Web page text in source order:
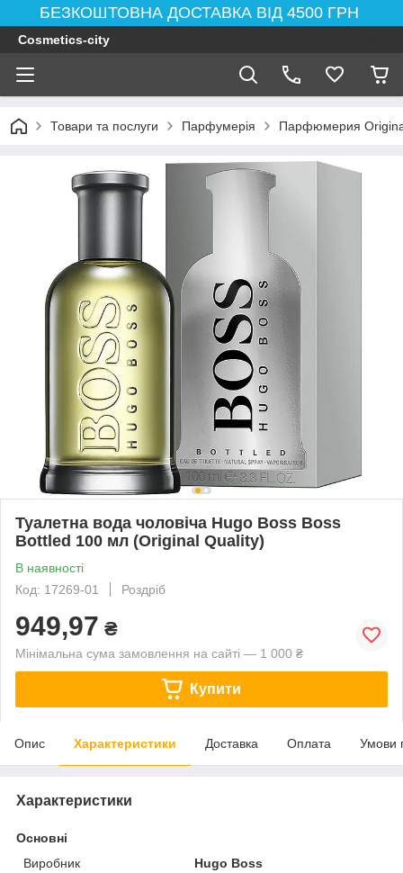
БЕЗКОШТОВНА ДОСТАВКА ВІД 4500 ГРН
Cosmetics-city
Товари та послуги Парфумерія Парфюмерия
Туалетна вода чоловіча Hugo Boss Boss
Bottled 100 мл (Original Quality)
В наявності
Код: 17269-01
Роздріб
949,97 ₴
Мінімальна сума замовлення на сайті — 1 000 ₴
Купити
Опис Характеристики Доставка Оплата Умови
Характеристики
Основні
Виробник
Hugo Boss